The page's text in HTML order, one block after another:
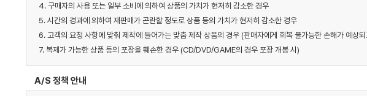
4. 구매자의 사용 또는 일부 소비에 의하여 상품의 가치가 현저히 감소한 경우
5. 시간의 경과에 의하여 재판매가 곤란할 정도로 상품 등의 가치가 현저히 감소한 경우
6. 고객의 요청 사항에 맞춰 제작에 들어가는 맞춤 제작 상품의 경우 (판매자에게 회복 불가능한 손해가 예상
7. 복제가 가능한 상품 등의 포장을 훼손한 경우 (CD/DVD/GAME의 경우 포장 개봉 시)
A/S 정책 안내